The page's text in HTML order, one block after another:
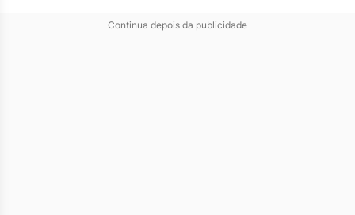
Continua depois da publicidade